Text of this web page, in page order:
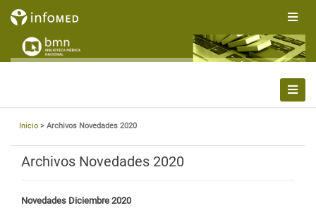
Inicio > Archivos Novedades 2020
Archivos Novedades 2020
Novedades Diciembre 2020